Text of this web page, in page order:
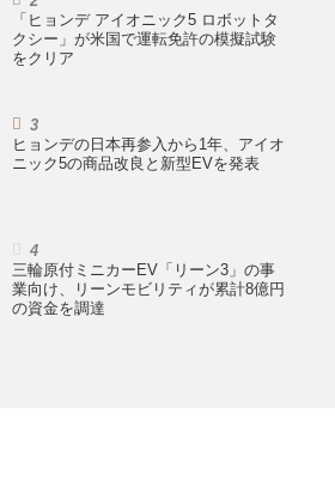
「ヒョンデ アイオニック5 ロボットタ
クシー」が米国で運転免許の模擬試験
をクリア
ヒョンデの日本再参入から1年、アイオ
ニック5の商品改良と新型EVを発表
三輪原付ミニカーEV「リーン3」の事
業向け、リーンモビリティが累計8億円
の資金を調達